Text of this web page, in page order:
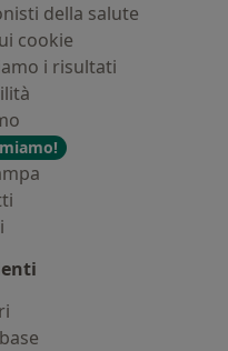
della salute
cookie
i risultati